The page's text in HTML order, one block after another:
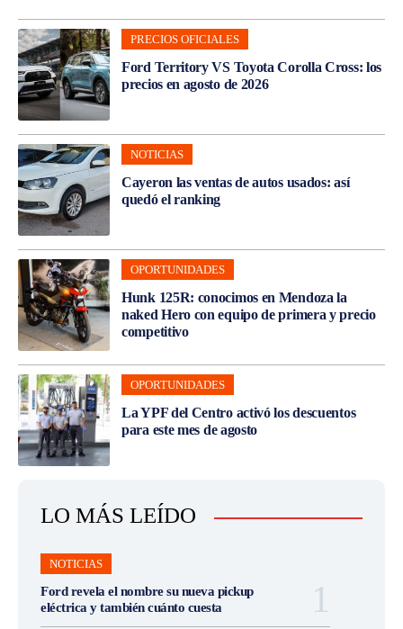
PRECIOS OFICIALES
Ford Territory VS Toyota Corolla Cross: los
precios en agosto de 2026
NOTICIAS
Cayeron las ventas de autos usados: así
quedó el ranking
OPORTUNIDADES
Hunk 125R: conocimos en Mendoza la
naked Hero con equipo de primera y precio
competitivo
OPORTUNIDADES
La YPF del Centro activó los descuentos
para este mes de agosto
LO MÁS LEÍDO
NOTICIAS
Ford revela el nombre su nueva pickup
eléctrica y también cuánto cuesta